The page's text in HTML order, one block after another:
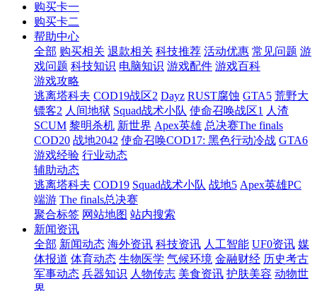
购买卡一
购买卡二
帮助中心
全部 购买相关 退款相关 科技推荐 活动优惠 常见问题 游
戏问题 科技知识 电脑知识 游戏配件 游戏百科
游戏攻略
逃离塔科夫 COD19战区2 Dayz RUST腐蚀 GTA5 荒野大
镖客2 人间地狱 Squad战术小队 使命召唤战区1 人渣
SCUM 黎明杀机 新世界 Apex英雄 总决赛The finals
COD20 战地2042 使命召唤COD17: 黑色行动冷战 GTA6
游戏经验 行业动态
辅助动态
逃离塔科夫 COD19 Squad战术小队 战地5 Apex英雄PC
端游 The finals总决赛
聚合标签 网站地图 站内搜索
新闻资讯
全部 新闻动态 海外资讯 科技资讯 人工智能 UF0资讯 媒
体报道 体育动态 生物医学 气候环境 金融财经 历史考古
军事动态 兵器知识 人物传志 美食资讯 护肤美容 动物世
界